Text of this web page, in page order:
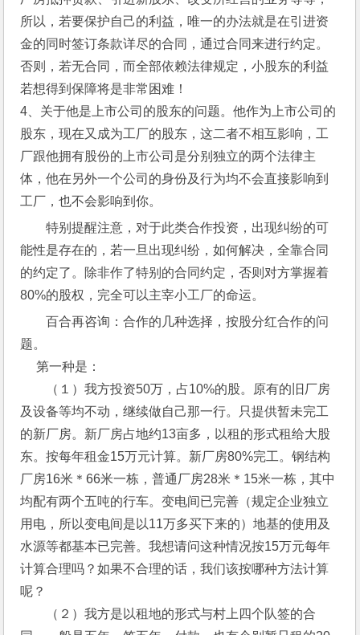
所以，若要保护自己的利益，唯一的办法就是在引进资
金的同时签订条款详尽的合同，通过合同来进行约定。
否则，若无合同，而全部依赖法律规定，小股东的利益
若想得到保障将是非常困难！
4、关于他是上市公司的股东的问题。他作为上市公司的
股东，现在又成为工厂的股东，这二者不相互影响，工
厂跟他拥有股份的上市公司是分别独立的两个法律主
体，他在另外一个公司的身份及行为均不会直接影响到
工厂，也不会影响到你。
特别提醒注意，对于此类合作投资，出现纠纷的可
能性是存在的，若一旦出现纠纷，如何解决，全靠合同
的约定了。除非作了特别的合同约定，否则对方掌握着
80%的股权，完全可以主宰小工厂的命运。
百合再咨询：合作的几种选择，按股分红合作的问
题。
第一种是：
（１）我方投资50万，占10%的股。原有的旧厂房
及设备等均不动，继续做自己那一行。只提供暂未完工
的新厂房。新厂房占地约13亩多，以租的形式租给大股
东。按每年租金15万元计算。新厂房80%完工。钢结构
厂房16米＊66米一栋，普通厂房28米＊15米一栋，其中
均配有两个五吨的行车。变电间已完善（规定企业独立
用电，所以变电间是以11万多买下来的）地基的使用及
水源等都基本已完善。我想请问这种情况按15万元每年
计算合理吗？如果不合理的话，我们该按哪种方法计算
呢？
（２）我方是以租地的形式与村上四个队签的合